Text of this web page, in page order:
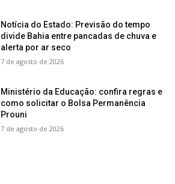
Notícia do Estado: Previsão do tempo
divide Bahia entre pancadas de chuva e
alerta por ar seco
7 de agosto de 2026
Ministério da Educação: confira regras e
como solicitar o Bolsa Permanência
Prouni
7 de agosto de 2026